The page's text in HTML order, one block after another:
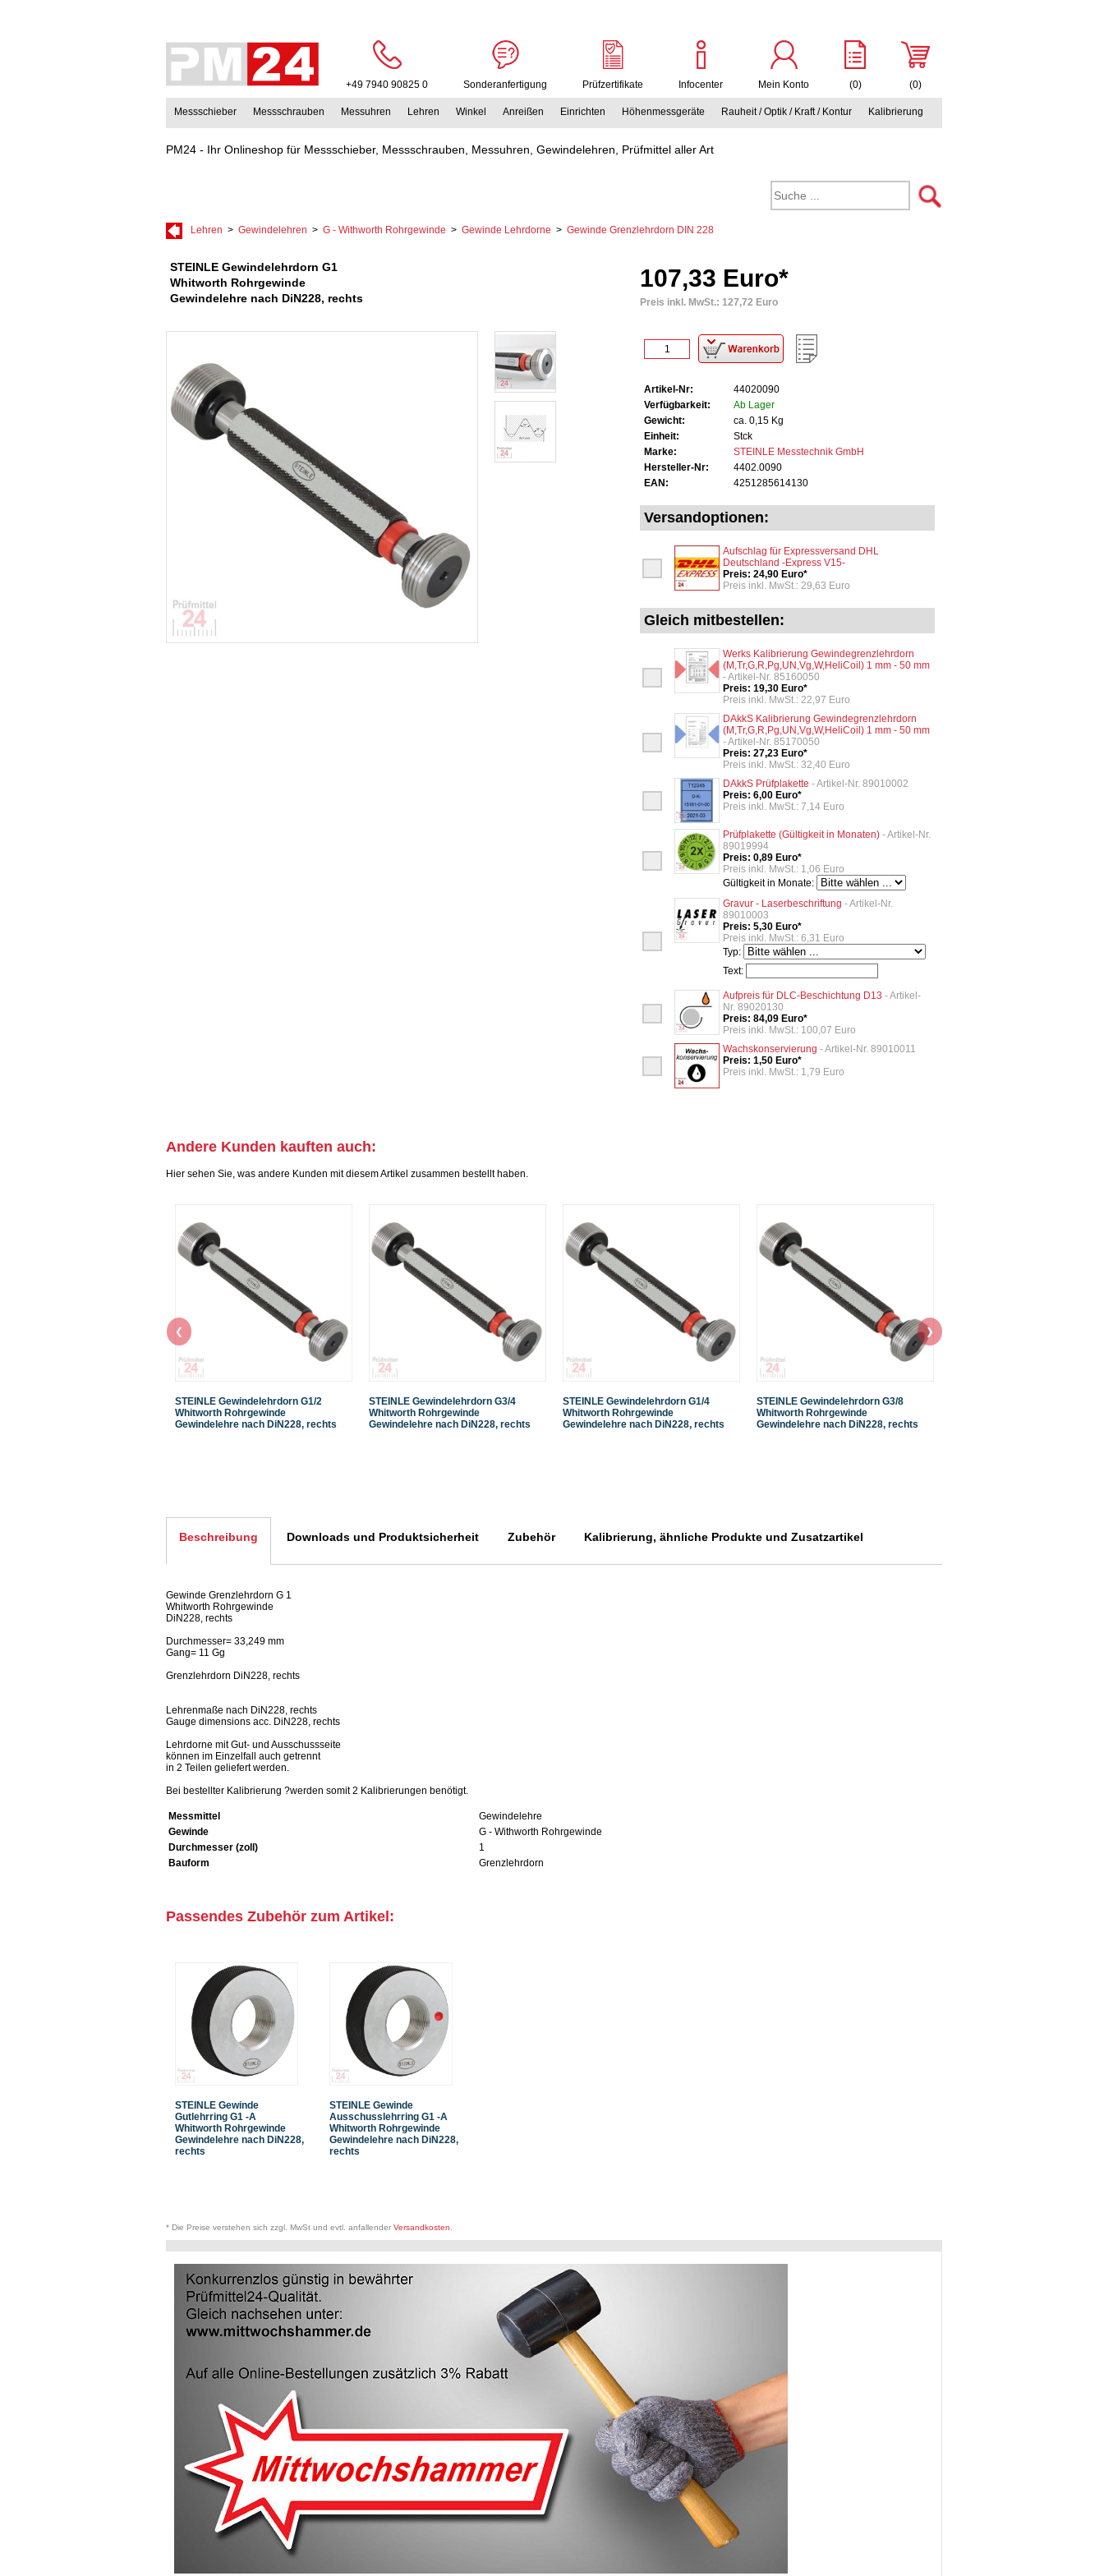
+49 7940 90825 0 Sonderanfertigung Prüfzertifikate Infocenter Mein Konto (0) (0)
Messschieber Messschrauben Messuhren Lehren Winkel Anreißen Einrichten Höhenmessgeräte Rauheit / Optik / Kraft / Kontur Kalibrierung
PM24 - Ihr Onlineshop für Messschieber, Messschrauben, Messuhren, Gewindelehren, Prüfmittel aller Art
Lehren > Gewindelehren > G - Withworth Rohrgewinde > Gewinde Lehrdorne > Gewinde Grenzlehrdorn DIN 228
STEINLE Gewindelehrdorn G1
Whitworth Rohrgewinde
Gewindelehre nach DiN228, rechts
107,33 Euro*
Preis inkl. MwSt.: 127,72 Euro
Artikel-Nr:
44020090
Verfügbarkeit:
Ab Lager
Gewicht:
ca. 0,15 Kg
Einheit:
Stck
Marke:
STEINLE Messtechnik GmbH
Hersteller-Nr:
4402.0090
EAN:
4251285614130
Versandoptionen:
Aufschlag für Expressversand DHL
Deutschland -Express V15-
Preis: 24,90 Euro*
Preis inkl. MwSt.: 29,63 Euro
Gleich mitbestellen:
Werks Kalibrierung Gewindegrenzlehrdorn
(M,Tr,G,R,Pg,UN,Vg,W,HeliCoil) 1 mm - 50 mm
- Artikel-Nr. 85160050
Preis: 19,30 Euro*
Preis inkl. MwSt.: 22,97 Euro
DAkkS Kalibrierung Gewindegrenzlehrdorn
(M,Tr,G,R,Pg,UN,Vg,W,HeliCoil) 1 mm - 50 mm
- Artikel-Nr. 85170050
Preis: 27,23 Euro*
Preis inkl. MwSt.: 32,40 Euro
DAkkS Prüfplakette - Artikel-Nr. 89010002
Preis: 6,00 Euro*
Preis inkl. MwSt.: 7,14 Euro
Prüfplakette (Gültigkeit in Monaten) - Artikel-Nr.
89019994
Preis: 0,89 Euro*
Preis inkl. MwSt.: 1,06 Euro
Gültigkeit in Monate:
Gravur - Laserbeschriftung - Artikel-Nr.
89010003
Preis: 5,30 Euro*
Preis inkl. MwSt.: 6,31 Euro
Typ:
Text:
Aufpreis für DLC-Beschichtung D13 - Artikel-
Nr. 89020130
Preis: 84,09 Euro*
Preis inkl. MwSt.: 100,07 Euro
Wachskonservierung - Artikel-Nr. 89010011
Preis: 1,50 Euro*
Preis inkl. MwSt.: 1,79 Euro
Andere Kunden kauften auch:
Hier sehen Sie, was andere Kunden mit diesem Artikel zusammen bestellt haben.
STEINLE Gewindelehrdorn G1/2
Whitworth Rohrgewinde
Gewindelehre nach DiN228, rechts
STEINLE Gewindelehrdorn G3/4
Whitworth Rohrgewinde
Gewindelehre nach DiN228, rechts
STEINLE Gewindelehrdorn G1/4
Whitworth Rohrgewinde
Gewindelehre nach DiN228, rechts
STEINLE Gewindelehrdorn G3/8
Whitworth Rohrgewinde
Gewindelehre nach DiN228, rechts
❮ ❯
Beschreibung Downloads und Produktsicherheit Zubehör Kalibrierung, ähnliche Produkte und Zusatzartikel
Gewinde Grenzlehrdorn G 1
Whitworth Rohrgewinde
DiN228, rechts
Durchmesser= 33,249 mm
Gang= 11 Gg
Grenzlehrdorn DiN228, rechts
Lehrenmaße nach DiN228, rechts
Gauge dimensions acc. DiN228, rechts
Lehrdorne mit Gut- und Ausschussseite
können im Einzelfall auch getrennt
in 2 Teilen geliefert werden.
Bei bestellter Kalibrierung ?werden somit 2 Kalibrierungen benötigt.
Messmittel
Gewindelehre
Gewinde
G - Withworth Rohrgewinde
Durchmesser (zoll)
1
Bauform
Grenzlehrdorn
Passendes Zubehör zum Artikel:
STEINLE Gewinde
Gutlehrring G1 -A
Whitworth Rohrgewinde
Gewindelehre nach DiN228,
rechts
STEINLE Gewinde
Ausschusslehrring G1 -A
Whitworth Rohrgewinde
Gewindelehre nach DiN228,
rechts
* Die Preise verstehen sich zzgl. MwSt und evtl. anfallender Versandkosten